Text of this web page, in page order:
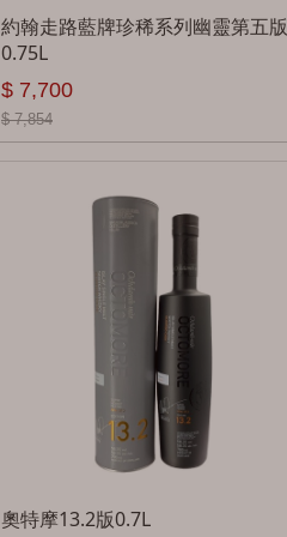
約翰走路藍牌珍稀系列幽靈第五版
0.75L
$ 7,700
$ 7,854
奧特摩13.2版0.7L